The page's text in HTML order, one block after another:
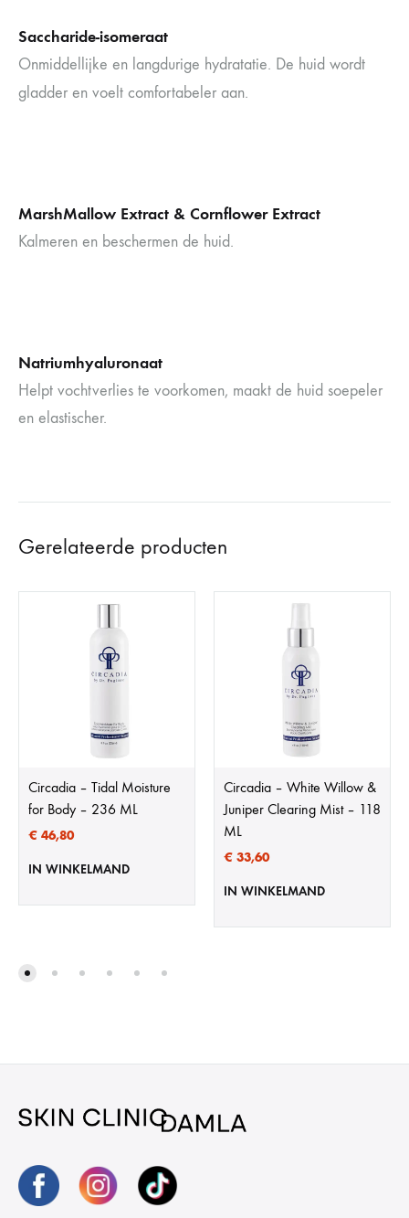
Saccharide-isomeraat
Onmiddellijke en langdurige hydratatie. De huid wordt
gladder en voelt comfortabeler aan.
MarshMallow Extract & Cornflower Extract
Kalmeren en beschermen de huid.
Natriumhyaluronaat
Helpt vochtverlies te voorkomen, maakt de huid soepeler
en elastischer.
Gerelateerde producten
Circadia – Tidal Moisture
for Body – 236 ML
€ 46,80
IN WINKELMAND
Circadia – White Willow &
Juniper Clearing Mist – 118
ML
€ 33,60
IN WINKELMAND